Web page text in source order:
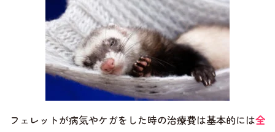
フェレットが病気やケガをした時の治療費は基本的には全